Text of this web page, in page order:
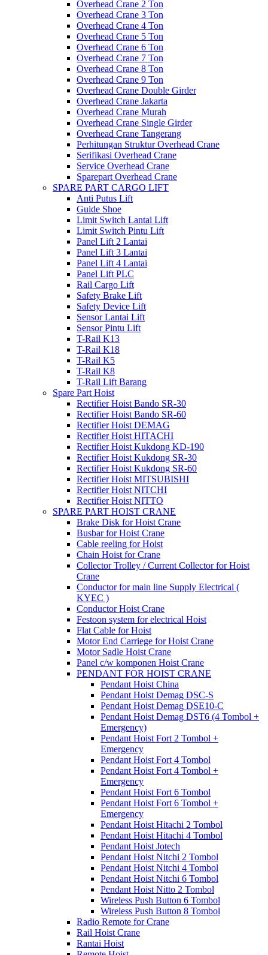
Overhead Crane 2 Ton
Overhead Crane 3 Ton
Overhead Crane 4 Ton
Overhead Crane 5 Ton
Overhead Crane 6 Ton
Overhead Crane 7 Ton
Overhead Crane 8 Ton
Overhead Crane 9 Ton
Overhead Crane Double Girder
Overhead Crane Jakarta
Overhead Crane Murah
Overhead Crane Single Girder
Overhead Crane Tangerang
Perhitungan Struktur Overhead Crane
Serifikasi Overhead Crane
Service Overhead Crane
Sparepart Overhead Crane
SPARE PART CARGO LIFT
Anti Putus Lift
Guide Shoe
Limit Switch Lantai Lift
Limit Switch Pintu Lift
Panel Lift 2 Lantai
Panel Lift 3 Lantai
Panel Lift 4 Lantai
Panel Lift PLC
Rail Cargo Lift
Safety Brake Lift
Safety Device Lift
Sensor Lantai Lift
Sensor Pintu Lift
T-Rail K13
T-Rail K18
T-Rail K5
T-Rail K8
T-Rail Lift Barang
Spare Part Hoist
Rectifier Hoist Bando SR-30
Rectifier Hoist Bando SR-60
Rectifier Hoist DEMAG
Rectifier Hoist HITACHI
Rectifier Hoist Kukdong KD-190
Rectifier Hoist Kukdong SR-30
Rectifier Hoist Kukdong SR-60
Rectifier Hoist MITSUBISHI
Rectifier Hoist NITCHI
Rectifier Hoist NITTO
SPARE PART HOIST CRANE
Brake Disk for Hoist Crane
Busbar for Hoist Crane
Cable reeling for Hoist
Chain Hoist for Crane
Collector Trolley / Current Collector for Hoist
Crane
Conductor for main line Supply Electrical (
KYEC )
Conductor Hoist Crane
Festoon system for electrical Hoist
Flat Cable for Hoist
Motor End Carriege for Hoist Crane
Motor Sadle Hoist Crane
Panel c/w komponen Hoist Crane
PENDANT FOR HOIST CRANE
Pendant Hoist China
Pendant Hoist Demag DSC-S
Pendant Hoist Demag DSE10-C
Pendant Hoist Demag DST6 (4 Tombol +
Emergency)
Pendant Hoist Fort 2 Tombol +
Emergency
Pendant Hoist Fort 4 Tombol
Pendant Hoist Fort 4 Tombol +
Emergency
Pendant Hoist Fort 6 Tombol
Pendant Hoist Fort 6 Tombol +
Emergency
Pendant Hoist Hitachi 2 Tombol
Pendant Hoist Hitachi 4 Tombol
Pendant Hoist Jotech
Pendant Hoist Nitchi 2 Tombol
Pendant Hoist Nitchi 4 Tombol
Pendant Hoist Nitchi 6 Tombol
Pendant Hoist Nitto 2 Tombol
Wireless Push Button 6 Tombol
Wireless Push Button 8 Tombol
Radio Remote for Crane
Rail Hoist Crane
Rantai Hoist